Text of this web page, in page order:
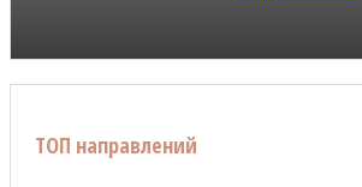
ТОП направлений